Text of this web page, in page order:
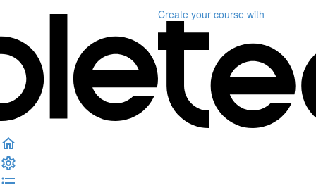
Create your course with